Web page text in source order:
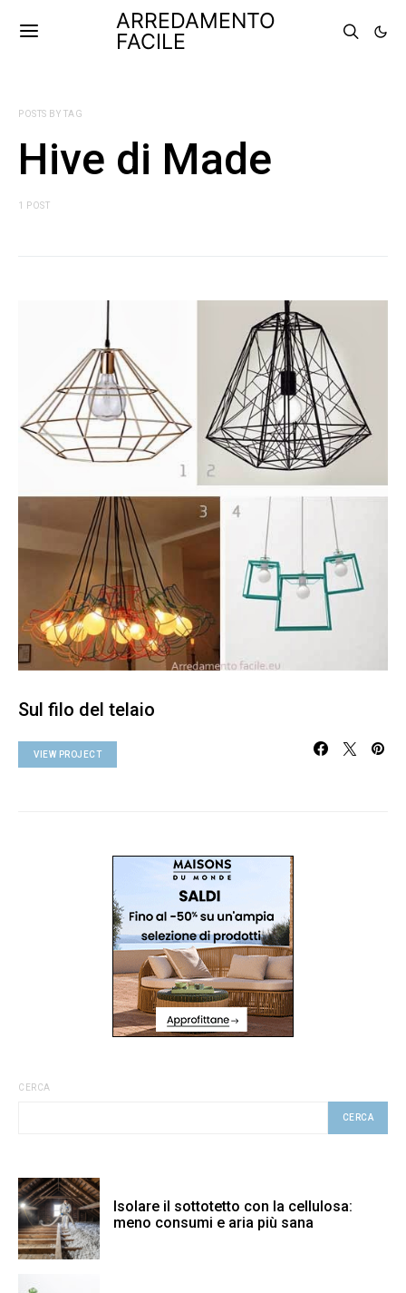
ARREDAMENTO
FACILE
POSTS BY TAG
Hive di Made
1 POST
Sul filo del telaio
VIEW PROJECT
CERCA
CERCA
Isolare il sottotetto con la cellulosa:
meno consumi e aria più sana